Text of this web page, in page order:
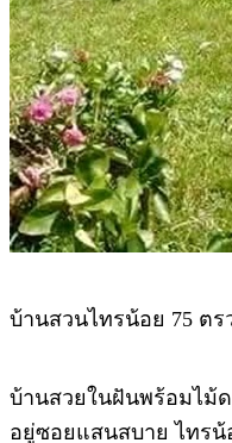
บ้านสวนไทรน้อย 75 ตร
บ้านสวยในฝันพร้อมไม้
อยู่ซอยแสนสบาย ไทรน้